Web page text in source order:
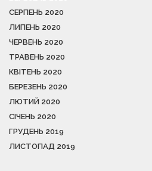
СЕРПЕНЬ 2020
ЛИПЕНЬ 2020
ЧЕРВЕНЬ 2020
ТРАВЕНЬ 2020
КВІТЕНЬ 2020
БЕРЕЗЕНЬ 2020
ЛЮТИЙ 2020
СІЧЕНЬ 2020
ГРУДЕНЬ 2019
ЛИСТОПАД 2019